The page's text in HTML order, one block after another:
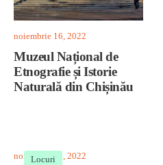
noiembrie 16, 2022
Muzeul Național de
Etnografie și Istorie
Naturală din Chișinău
Locuri
noiembrie 16, 2022